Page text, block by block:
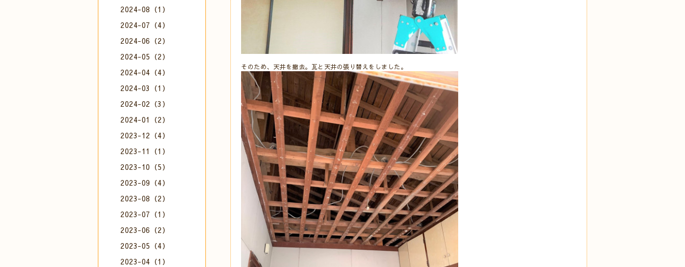
そのため、天井を撤去。瓦と天井の張り替えをしました。
2024-08（1）
2024-07（4）
2024-06（2）
2024-05（2）
2024-04（4）
2024-03（1）
2024-02（3）
2024-01（2）
2023-12（4）
2023-11（1）
2023-10（5）
2023-09（4）
2023-08（2）
2023-07（1）
2023-06（2）
2023-05（4）
2023-04（1）